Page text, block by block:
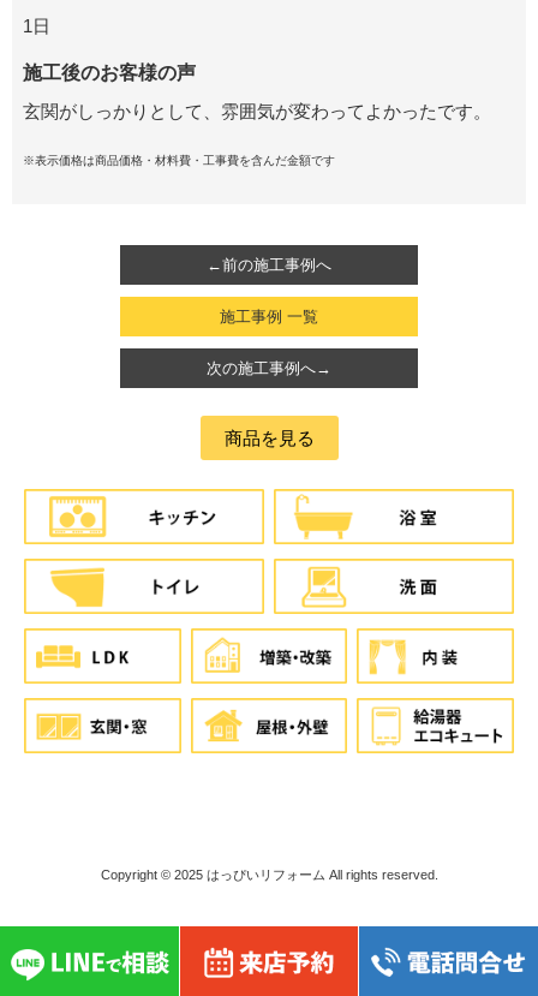
1日
施工後のお客様の声
玄関がしっかりとして、雰囲気が変わってよかったです。
※表示価格は商品価格・材料費・工事費を含んだ金額です
←前の施工事例へ
施工事例 一覧
次の施工事例へ→
商品を見る
Copyright © 2025 はっぴいリフォーム All rights reserved.